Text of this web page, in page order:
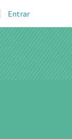
Entrar